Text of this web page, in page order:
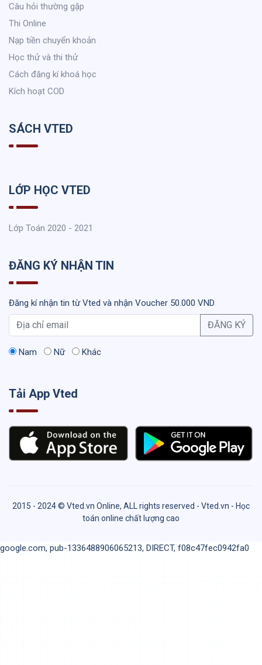
Câu hỏi thường gặp
Thi Online
Nạp tiền chuyển khoản
Học thử và thi thử
Cách đăng kí khoá học
Kích hoạt COD
SÁCH VTED
LỚP HỌC VTED
Lớp Toán 2020 - 2021
ĐĂNG KÝ NHẬN TIN
Đăng kí nhận tin từ Vted và nhận Voucher 50.000 VND
ĐĂNG KÝ
Nam Nữ Khác
Tải App Vted
2015 - 2024 © Vted.vn Online, ALL rights reserved - Vted.vn - Học
toán online chất lượng cao
google.com, pub-1336488906065213, DIRECT, f08c47fec0942fa0